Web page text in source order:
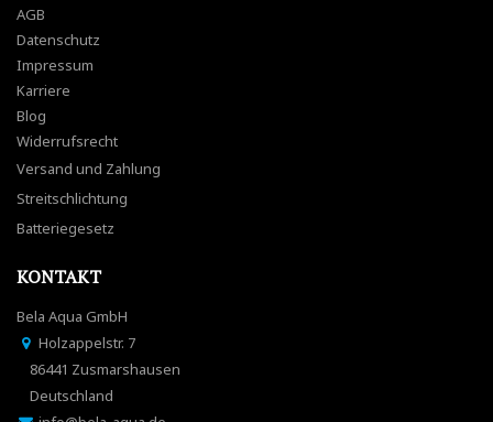
AGB
Datenschutz
Impressum
Karriere
Blog
Widerrufsrecht
Versand und Zahlung
Streitschlichtung
Batteriegesetz
KONTAKT
Bela Aqua GmbH
Holzappelstr. 7
86441 Zusmarshausen
Deutschland